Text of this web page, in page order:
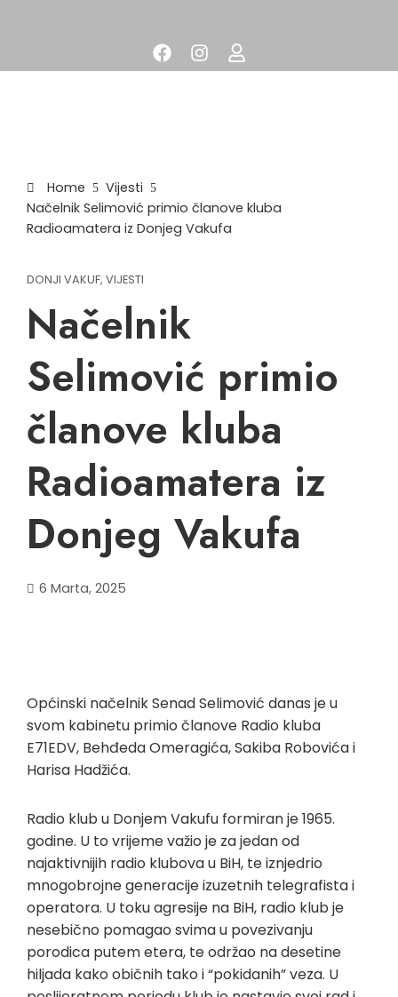
Home
Vijesti
Načelnik Selimović primio članove kluba
Radioamatera iz Donjeg Vakufa
DONJI VAKUF, VIJESTI
Načelnik
Selimović primio
članove kluba
Radioamatera iz
Donjeg Vakufa
6 Marta, 2025
Općinski načelnik Senad Selimović danas je u
svom kabinetu primio članove Radio kluba
E71EDV, Behđeda Omeragića, Sakiba Robovića i
Harisa Hadžića.
Radio klub u Donjem Vakufu formiran je 1965.
godine. U to vrijeme važio je za jedan od
najaktivnijih radio klubova u BiH, te iznjedrio
mnogobrojne generacije izuzetnih telegrafista i
operatora. U toku agresije na BiH, radio klub je
nesebično pomagao svima u povezivanju
porodica putem etera, te održao na desetine
hiljada kako običnih tako i “pokidanih” veza. U